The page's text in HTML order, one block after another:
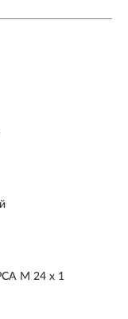
М 24 х 1